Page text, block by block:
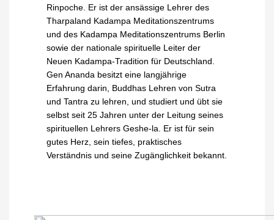
Rinpoche. Er ist der ansässige Lehrer des
Tharpaland Kadampa Meditationszentrums
und des Kadampa Meditationszentrums Berlin
sowie der nationale spirituelle Leiter der
Neuen Kadampa-Tradition für Deutschland.
Gen Ananda besitzt eine langjährige
Erfahrung darin, Buddhas Lehren von Sutra
und Tantra zu lehren, und studiert und übt sie
selbst seit 25 Jahren unter der Leitung seines
spirituellen Lehrers Geshe-la. Er ist für sein
gutes Herz, sein tiefes, praktisches
Verständnis und seine Zugänglichkeit bekannt.